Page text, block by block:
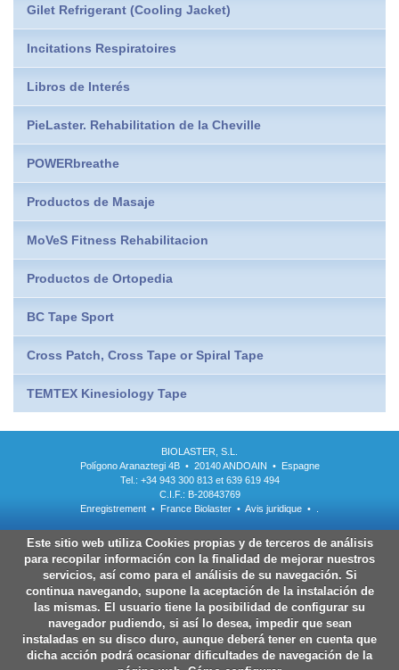
Gilet Refrigerant (Cooling Jacket)
Incitations Respiratoires
Libros de Interés
PieLaster. Rehabilitation de la Cheville
POWERbreathe
Productos de Masaje
MoVeS Fitness Rehabilitacion
Productos de Ortopedia
BC Tape Sport
Cross Patch, Cross Tape or Spiral Tape
TEMTEX Kinesiology Tape
BIOLASTER, S.L.
Polígono Aranaztegi 4B • 20140 ANDOAIN • Espagne
Tel.: +34 943 300 813 et 639 619 494
C.I.F.: B-20843769
Enregistrement • France Biolaster • Avis juridique •
Este sitio web utiliza Cookies propias y de terceros de análisis
para recopilar información con la finalidad de mejorar nuestros
servicios, así como para el análisis de su navegación. Si
continua navegando, supone la aceptación de la instalación de
las mismas. El usuario tiene la posibilidad de configurar su
navegador pudiendo, si así lo desea, impedir que sean
instaladas en su disco duro, aunque deberá tener en cuenta que
dicha acción podrá ocasionar dificultades de navegación de la